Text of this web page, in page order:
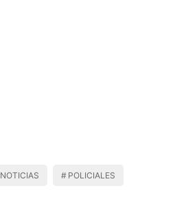
NOTICIAS POLICIALES